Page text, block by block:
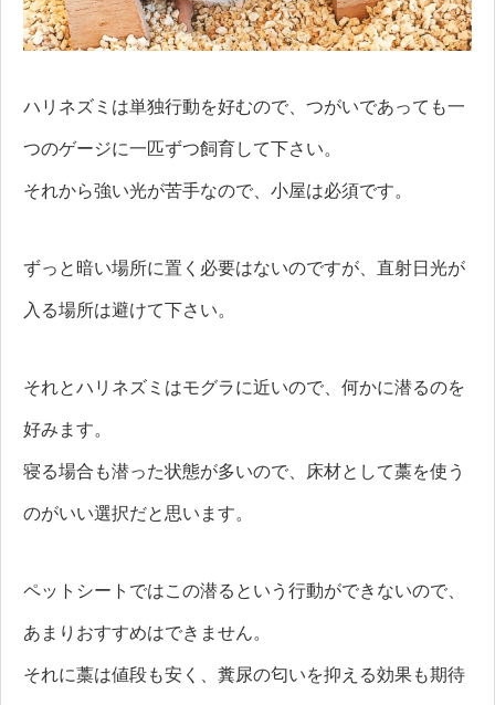
ハリネズミは単独行動を好むので、つがいであっても一
つのゲージに一匹ずつ飼育して下さい。
それから強い光が苦手なので、小屋は必須です。
ずっと暗い場所に置く必要はないのですが、直射日光が
入る場所は避けて下さい。
それとハリネズミはモグラに近いので、何かに潜るのを
好みます。
寝る場合も潜った状態が多いので、床材として藁を使う
のがいい選択だと思います。
ペットシートではこの潜るという行動ができないので、
あまりおすすめはできません。
それに藁は値段も安く、糞尿の匂いを抑える効果も期待